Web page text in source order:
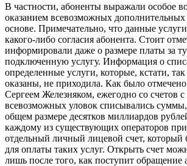
В частности, абоненты выражали особое
оказанием всевозможных дополнительных
основе. Примечательно, что данные
какого-либо согласия абонента. Стоит
информировали даже о размере платы за
подключенную услугу. Информация о
определенные услуги, которые, кстати,
оказаны, не приходила. Как было
Сергеем Железняком, ежегодно со счетов
всевозможных уловок списывались
общем размере десятков миллиардов
каждому из существующих операторов
отдельный личный лицевой счет, который
для оплаты таких услуг. Открыть счет
лишь после того, как поступит обращение